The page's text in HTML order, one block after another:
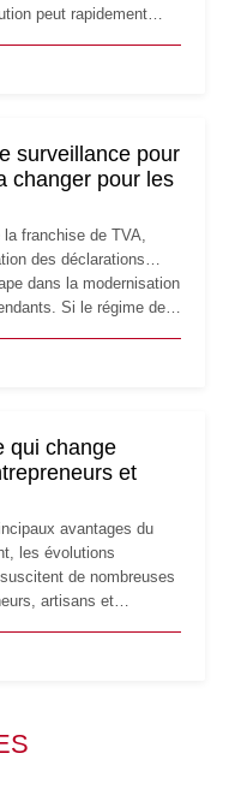
peut rapidement
marque… Le
surveillance pour
changer pour les
franchise de TVA,
des déclarations…
dans la modernisation
Si le régime de
à un environnement
qui change
et
avantages du
les évolutions
de nombreuses
artisans et
TVA : les règles